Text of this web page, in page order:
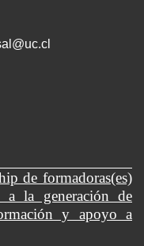
de formadoras(es)
a la generación de
y apoyo a